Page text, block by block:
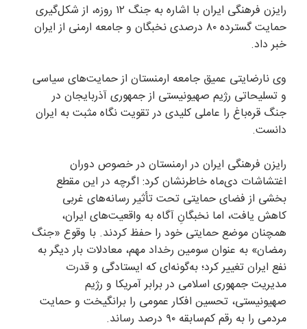
رایزن فرهنگی ایران با اشاره به جنگ ۱۲ روزه، از شکل‌گیری
حمایت گسترده ۸۰ درصدی نخبگان و جامعه ارمنی از ایران
خبر داد.
وی نارضایتی عمیق جامعه ارمنستان از حمایت‌های سیاسی
و تسلیحاتی رژیم صهیونیستی از جمهوری آذربایجان در
جنگ قره‌باغ را عاملی کلیدی در تقویت نگاه مثبت به ایران
دانست.
رایزن فرهنگی ایران در ارمنستان در خصوص دوران
اغتشاشات دی‌ماه خاطرنشان کرد: اگرچه در این مقطع
بخشی از فضای حمایتی تحت تأثیر رسانه‌های غربی
کاهش یافت، اما نخبگانِ آگاه به واقعیت‌های ایران،
همچنان موضع حمایتی خود را حفظ کردند. با وقوع «جنگ
رمضان» به عنوان سومین رخداد مهم، معادلات بار دیگر به
نفع ایران تغییر کرد؛ به‌گونه‌ای که ایستادگی و قدرت
مدیریت جمهوری اسلامی در برابر آمریکا و رژیم
صهیونیستی، تحسین افکار عمومی را برانگیخت و حمایت
مردمی را به رقم کم‌سابقه ۹۰ درصد رساند.